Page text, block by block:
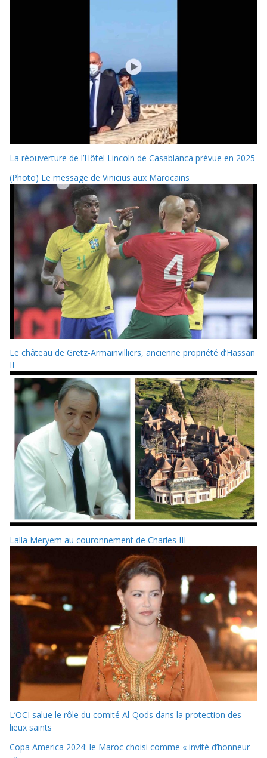
La réouverture de l’Hôtel Lincoln de Casablanca prévue en 2025
(Photo) Le message de Vinicius aux Marocains
Le château de Gretz-Armainvilliers, ancienne propriété d’Hassan
II
Lalla Meryem au couronnement de Charles III
L’OCI salue le rôle du comité Al-Qods dans la protection des
lieux saints
Copa America 2024: le Maroc choisi comme « invité d’honneur